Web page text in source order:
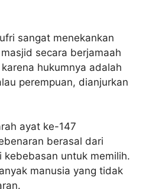
sangat menekankan
secara berjamaah
hukumnya adalah
perempuan, dianjurkan
ayat ke-147
berasal dari
kebebasan untuk memilih.
manusia yang tidak